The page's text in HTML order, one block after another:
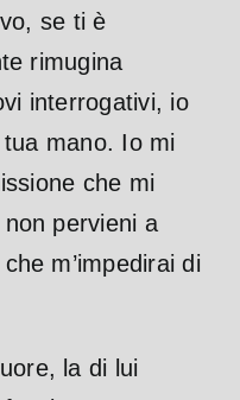
se ti è
rimugina
interrogativi, io
mano. Io mi
che mi
pervieni a
m’impedirai di
la di lui